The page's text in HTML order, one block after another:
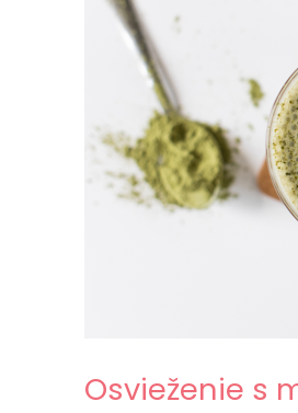
Osvieženie s